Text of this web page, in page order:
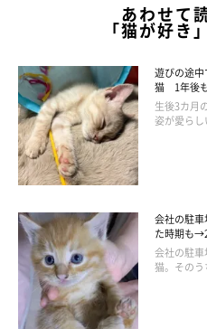
猫が安全に上下運動す
あわせて
「猫が好き
遊びの途
猫 1年後
生後3カ月
姿が愛ら
会社の駐
た時期も
会社の駐
猫。その